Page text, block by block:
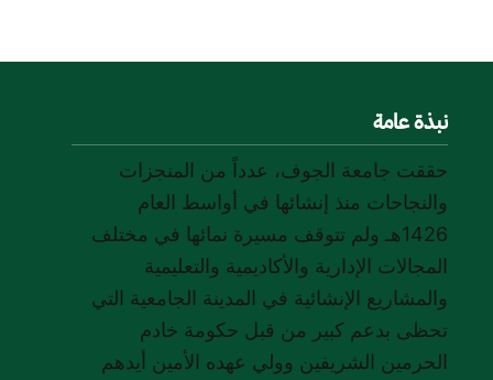
نبذة عامة
حققت جامعة الجوف، عدداً من المنجزات
والنجاحات منذ إنشائها في أواسط العام
1426هـ ولم تتوقف مسيرة نمائها في مختلف
المجالات الإدارية والأكاديمية والتعليمية
والمشاريع الإنشائية في المدينة الجامعية التي
تحظى بدعم كبير من قبل حكومة خادم
الحرمين الشريفين وولي عهده الأمين أيدهم